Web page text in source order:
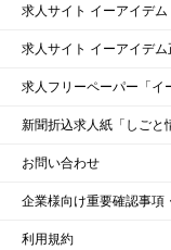
求人サイト イーアイデム
求人サイト イーアイデム
求人フリーペーパー「イ
新聞折込求人紙「しごと
お問い合わせ
企業様向け重要確認事項
利用規約